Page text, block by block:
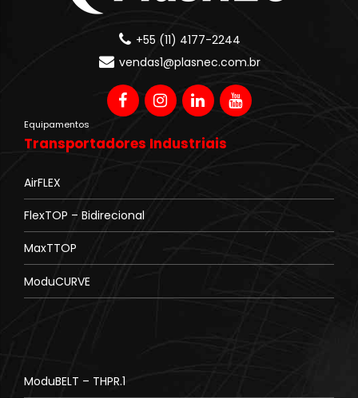
+55 (11) 4177-2244
vendas1@plasnec.com.br
Equipamentos
Transportadores Industriais
AirFLEX
FlexTOP – Bidirecional
MaxTTOP
ModuCURVE
ModuBELT – THPR.1